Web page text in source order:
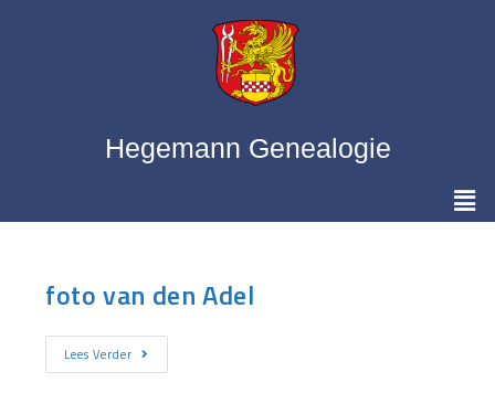
Hegemann Genealogie
foto van den Adel
Lees Verder